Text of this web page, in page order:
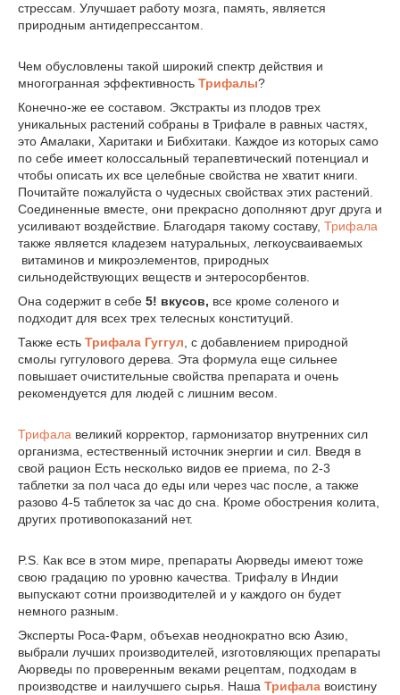
стрессам. Улучшает работу мозга, память, является
природным антидепрессантом.
Чем обусловлены такой широкий спектр действия и
многогранная эффективность Трифалы?
Конечно-же ее составом. Экстракты из плодов трех
уникальных растений собраны в Трифале в равных частях,
это Амалаки, Харитаки и Бибхитаки. Каждое из которых само
по себе имеет колоссальный терапевтический потенциал и
чтобы описать их все целебные свойства не хватит книги.
Почитайте пожалуйста о чудесных свойствах этих растений.
Соединенные вместе, они прекрасно дополняют друг друга и
усиливают воздействие. Благодаря такому составу, Трифала
также является кладезем натуральных, легкоусваиваемых
витаминов и микроэлементов, природных
сильнодействующих веществ и энтеросорбентов.
Она содержит в себе 5! вкусов, все кроме соленого и
подходит для всех трех телесных конституций.
Также есть Трифала Гуггул , с добавлением природной
смолы гуггулового дерева. Эта формула еще сильнее
повышает очистительные свойства препарата и очень
рекомендуется для людей с лишним весом.
Трифала великий корректор, гармонизатор внутренних сил
организма, естественный источник энергии и сил. Введя в
свой рацион Есть несколько видов ее приема, по 2-3
таблетки за пол часа до еды или через час после, а также
разово 4-5 таблеток за час до сна. Кроме обострения колита,
других противопоказаний нет.
P.S. Как все в этом мире, препараты Аюрведы имеют тоже
свою градацию по уровню качества. Трифалу в Индии
выпускают сотни производителей и у каждого он будет
немного разным.
Эксперты Роса-Фарм, объехав неоднократно всю Азию,
выбрали лучших производителей, изготовляющих препараты
Аюрведы по проверенным веками рецептам, подходам в
производстве и наилучшего сырья. Наша Трифала воистину